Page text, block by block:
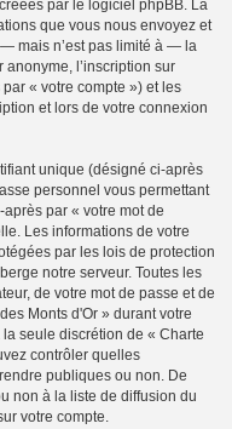
par le logiciel phpBB. La
que vous nous envoyez et
mais n’est pas limité à — la
l’inscription sur
« votre compte ») et les
et lors de votre connexion
unique (désigné ci-après
personnel vous permettant
par « votre mot de
Les informations de votre
par les lois de protection
notre serveur. Toutes les
de votre mot de passe et de
Monts d'Or » durant votre
seule discrétion de « Charte
contrôler quelles
publiques ou non. De
non à la liste de diffusion du
votre compte.